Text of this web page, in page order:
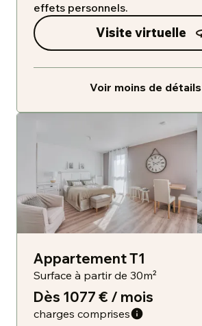
effets personnels.
Visite virtuelle
Voir moins de détails
Appartement T1
Surface à partir de 30m²
Dès 1077 € / mois
charges comprises